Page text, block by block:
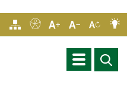
Toggle
navigation